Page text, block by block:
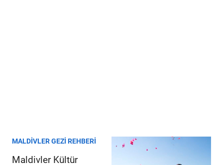
MALDIVLER GEZI REHBERI
Maldivler Kültür